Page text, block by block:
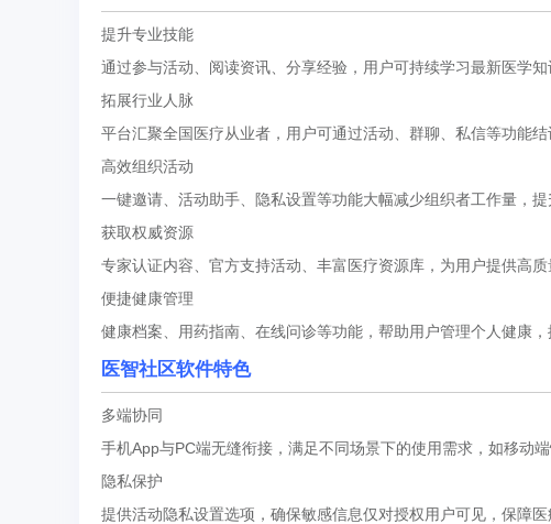
提升专业技能
通过参与活动、阅读资讯、分享经验，用户可持续学习最新医学知
拓展行业人脉
平台汇聚全国医疗从业者，用户可通过活动、群聊、私信等功能结
高效组织活动
一键邀请、活动助手、隐私设置等功能大幅减少组织者工作量，提
获取权威资源
专家认证内容、官方支持活动、丰富医疗资源库，为用户提供高质
便捷健康管理
健康档案、用药指南、在线问诊等功能，帮助用户管理个人健康，
医智社区软件特色
多端协同
手机App与PC端无缝衔接，满足不同场景下的使用需求，如移动
隐私保护
提供活动隐私设置选项，确保敏感信息仅对授权用户可见，保障医